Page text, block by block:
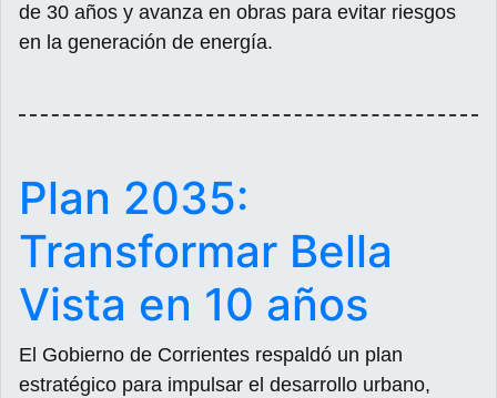
de 30 años y avanza en obras para evitar riesgos
en la generación de energía.
Plan 2035:
Transformar Bella
Vista en 10 años
El Gobierno de Corrientes respaldó un plan
estratégico para impulsar el desarrollo urbano,